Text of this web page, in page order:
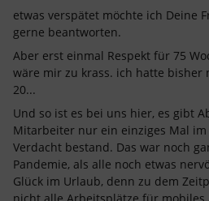
etwas verspätet möchte ich Deine
gerne beantworten.
Aber erst einmal Respekt für 75
wäre mir zu krass. ich hatte bisher
20...
Und so ist es bei uns hier, es gibt
Mitarbeiter nur ein einziges Mal im
Verdacht bestand. Das war noch
Pandemie, als alle noch etwas
Glück im Urlaub, denn zu dem